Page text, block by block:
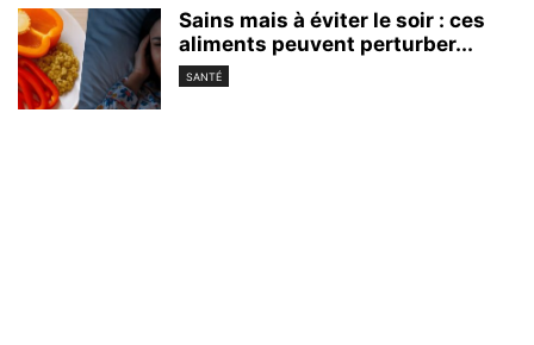
Sains mais à éviter le soir : ces
aliments peuvent perturber...
SANTÉ